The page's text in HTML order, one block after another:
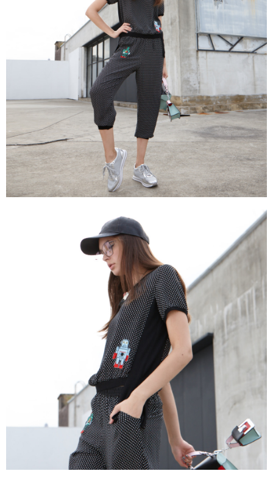
３．未成年的使用者請事先徵得法定代理人或監護人之同意方可使用
「AFTEE先享後付」，若未經同意申辦者引起之損失，本公司不負相關責
４．使用「AFTEE先享後付」時，將依據個別帳號之用戶狀況，依本公司即
時審查核予不同之上限額度；若仍有額度不足之情形，本公司將視審查結果
請求用戶進行身份認證。
５．嚴禁一人註冊多個帳號或使用他人資訊註冊。若發現惡意使用之情形，
恩沛科技股份有限公司將有權停止該用戶之使用額度並採取法律行動。